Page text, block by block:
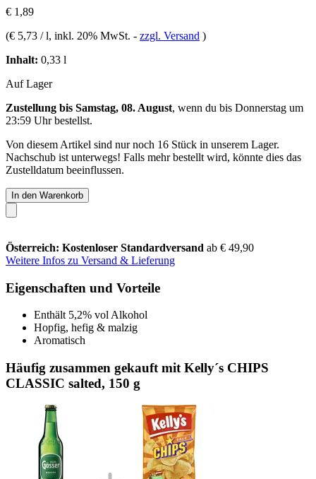
€ 1,89
(€ 5,73 / l, inkl. 20% MwSt. - zzgl. Versand )
Inhalt: 0,33 l
Auf Lager
Zustellung bis Samstag, 08. August, wenn du bis Donnerstag um
23:59 Uhrbestellst.
Von diesem Artikel sind nur noch 16 Stück in unserem Lager.
Nachschub ist unterwegs! Falls mehr bestellt wird, könnte dies das
Zustelldatum beeinflussen.
In den Warenkorb
Österreich: Kostenloser Standardversand ab € 49,90
Weitere Infos zu Versand & Lieferung
Eigenschaften und Vorteile
Enthält 5,2% vol Alkohol
Hopfig, hefig & malzig
Aromatisch
Häufig zusammen gekauft mit Kelly´s CHIPS
CLASSIC salted, 150 g